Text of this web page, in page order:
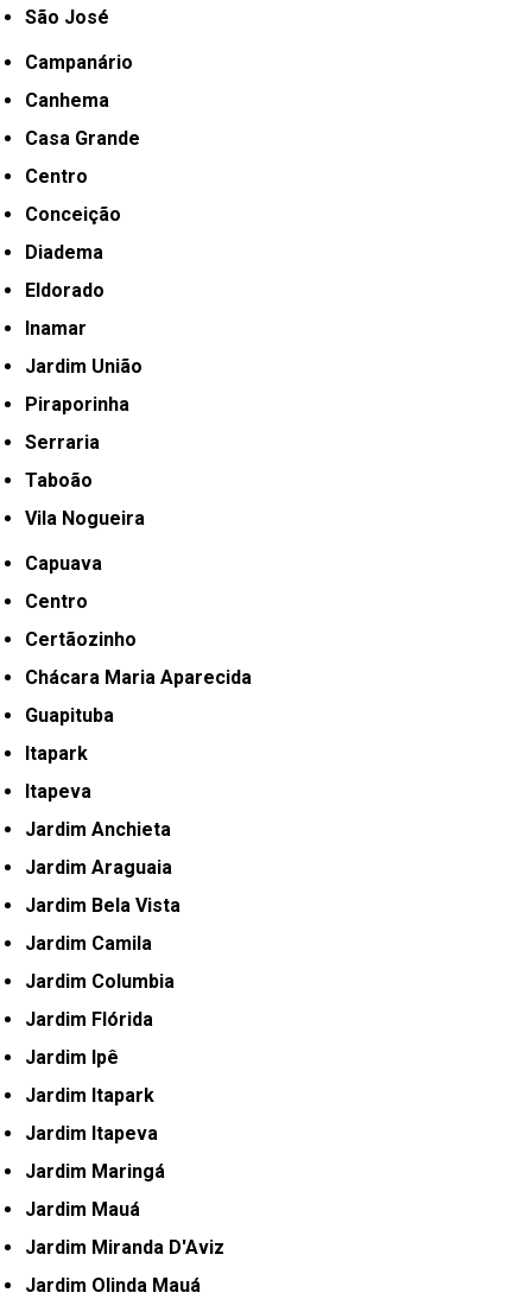
São José
Campanário
Canhema
Casa Grande
Centro
Conceição
Diadema
Eldorado
Inamar
Jardim União
Piraporinha
Serraria
Taboão
Vila Nogueira
Capuava
Centro
Certãozinho
Chácara Maria Aparecida
Guapituba
Itapark
Itapeva
Jardim Anchieta
Jardim Araguaia
Jardim Bela Vista
Jardim Camila
Jardim Columbia
Jardim Flórida
Jardim Ipê
Jardim Itapark
Jardim Itapeva
Jardim Maringá
Jardim Mauá
Jardim Miranda D'Aviz
Jardim Olinda Mauá